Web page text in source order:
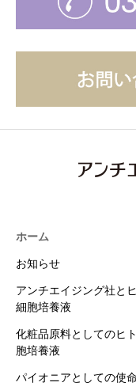
ホーム
お知らせ
アンチエイジング社と
細胞培養液
化粧品原料としてのヒ
胞培養液
パイオニアとしての使